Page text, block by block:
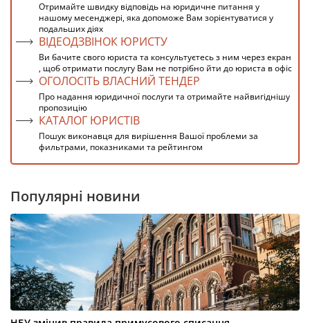
Отримайте швидку відповідь на юридичне питання у
нашому месенджері, яка допоможе Вам зорієнтуватися у
подальших діях
ВІДЕОДЗВІНОК ЮРИСТУ
Ви бачите свого юриста та консультуєтесь з ним через екран
, щоб отримати послугу Вам не потрібно йти до юриста в офіс
ОГОЛОСІТЬ ВЛАСНИЙ ТЕНДЕР
Про надання юридичної послуги та отримайте найвигіднішу
пропозицію
КАТАЛОГ ЮРИСТІВ
Пошук виконавця для вирішення Вашої проблеми за
фильтрами, показниками та рейтингом
Популярні новини